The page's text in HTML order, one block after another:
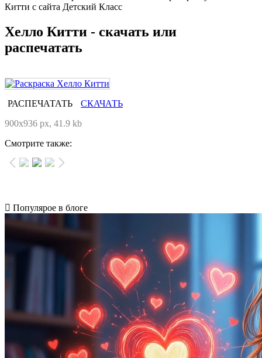
Китти с сайта Детский Класс
Хелло Китти - скачать или
распечатать
РАСПЕЧАТАТЬ
СКАЧАТЬ
900x936 px, 41.9 kb
Смотрите также:
Популярое в блоге